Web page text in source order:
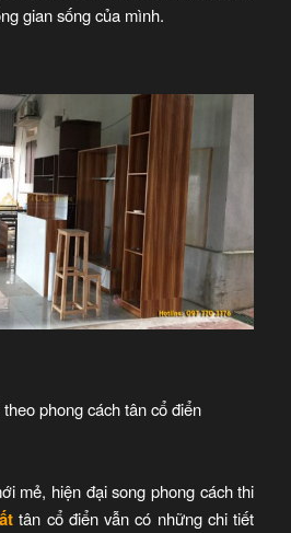
gian sống của mình.
phong cách tân cổ điển
mẻ, hiện đại song phong cách thi
tân cổ điển vẫn có những chi tiết